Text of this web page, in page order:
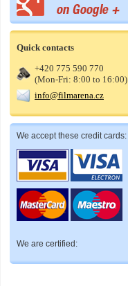
Quick contacts
+420 775 590 770
(Mon-Fri: 8:00 to 16:00)
info@filmarena.cz
We accept these credit cards:
We are certified: